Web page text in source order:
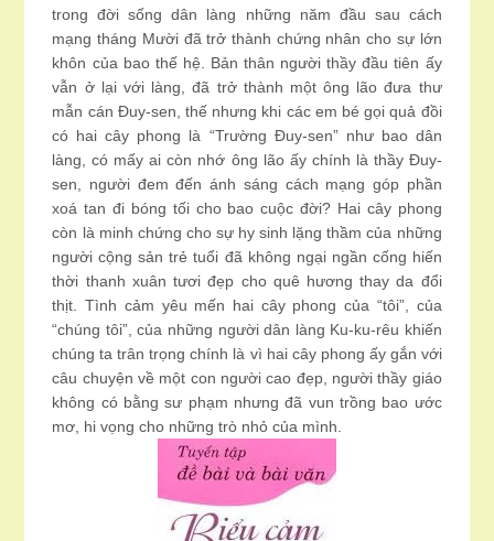
trong đời sống dân làng những năm đầu sau cách
mạng tháng Mười đã trở thành chứng nhân cho sự lớn
khôn của bao thế hệ. Bản thân người thầy đầu tiên ấy
vẫn ở lại với làng, đã trở thành một ông lão đưa thư
mẫn cán Đuy-sen, thế nhưng khi các em bé gọi quả đồi
có hai cây phong là “Trường Đuy-sen” như bao dân
làng, có mấy ai còn nhớ ông lão ấy chính là thầy Đuy-
sen, người đem đến ánh sáng cách mạng góp phần
xoá tan đi bóng tối cho bao cuộc đời? Hai cây phong
còn là minh chứng cho sự hy sinh lặng thầm của những
người cộng sản trẻ tuổi đã không ngại ngần cống hiến
thời thanh xuân tươi đẹp cho quê hương thay da đổi
thịt. Tình cảm yêu mến hai cây phong của “tôi”, của
“chúng tôi”, của những người dân làng Ku-ku-rêu khiến
chúng ta trân trọng chính là vì hai cây phong ấy gắn với
câu chuyện về một con người cao đẹp, người thầy giáo
không có bằng sư phạm nhưng đã vun trồng bao ước
mơ, hi vọng cho những trò nhỏ của mình.